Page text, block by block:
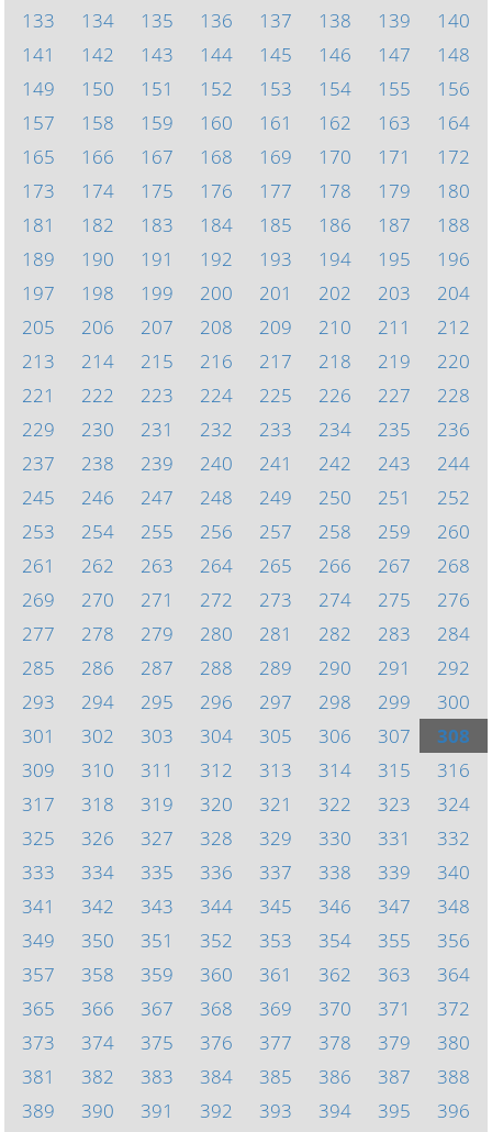
133
134 135 136 137 138 139
140
141
142 143 144 145 146 147
148
149
150 151 152 153 154 155
156
157
158 159 160 161 162 163
164
165
166 167 168 169 170 171
172
173
174 175 176 177 178 179
180
181
182 183 184 185 186 187
188
189
190 191 192 193 194 195
196
197
198 199 200 201 202 203
204
205
206 207 208 209 210 211
212
213
214 215 216 217 218 219
220
221
222 223 224 225 226 227
228
229
230 231 232 233 234 235
236
237
238 239 240 241 242 243
244
245
246 247 248 249 250 251
252
253
254 255 256 257 258 259
260
261
262 263 264 265 266 267
268
269
270 271 272 273 274 275
276
277
278 279 280 281 282 283
284
285
286 287 288 289 290 291
292
293
294 295 296 297 298 299
300
301
302 303 304 305 306 307
308
309
310 311 312 313 314 315
316
317
318 319 320 321 322 323
324
325
326 327 328 329 330 331
332
333
334 335 336 337 338 339
340
341
342 343 344 345 346 347
348
349
350 351 352 353 354 355
356
357
358 359 360 361 362 363
364
365
366 367 368 369 370 371
372
373
374 375 376 377 378 379
380
381
382 383 384 385 386 387
388
389
390 391 392 393 394 395 396